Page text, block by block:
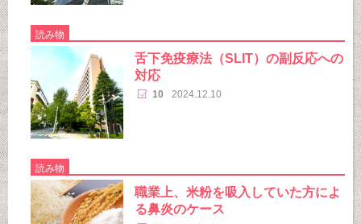
読み物
舌下免疫療法（SLIT）の副反応への
対応
10 2024.12.10
読み物
職業上、米粉を吸入していた方によ
る鼻炎のケース